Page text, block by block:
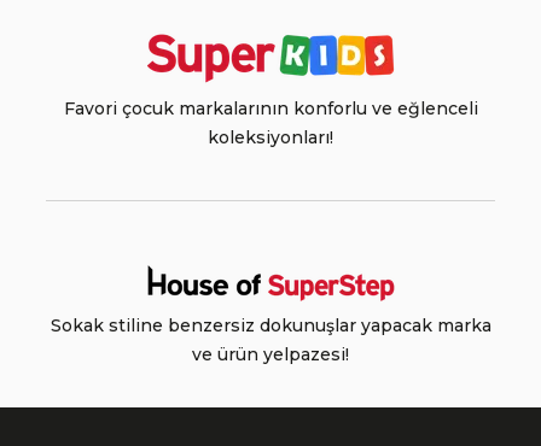
Favori çocuk markalarının konforlu ve eğlenceli
koleksiyonları!
Sokak stiline benzersiz dokunuşlar yapacak marka
ve ürün yelpazesi!